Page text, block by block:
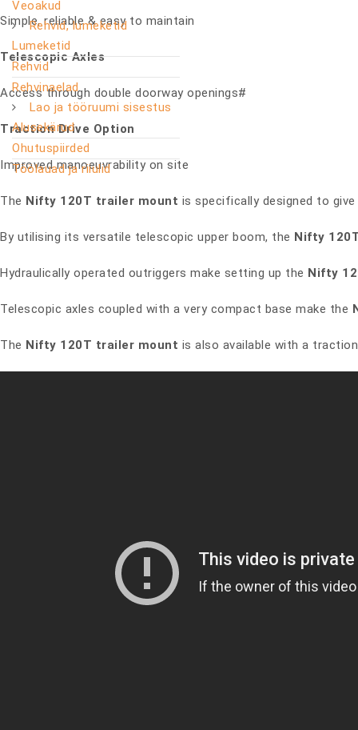
Veoakud
Rehvid, lumeketid
Lumeketid
Rehvid
Rehvinaelad
Lao ja tööruumi sisestus
Alusekärud
Ohutuspiirded
Töölauad ja riiulid
Simple, reliable & easy to maintain
Telescopic Axles
Access through double doorway openings#
Traction Drive Option
Improved manoeuvrability on site
The Nifty 120T trailer mount is specifically designed to
By utilising its versatile telescopic upper boom, the Nifty
Hydraulically operated outriggers make setting up the Nifty
Telescopic axles coupled with a very compact base make the
The Nifty 120T trailer mount is also available with a